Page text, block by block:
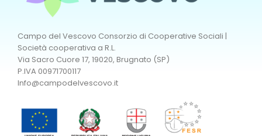
Campo del Vescovo Consorzio di Cooperative Sociali |
Società cooperativa a R.L.
Via Sacro Cuore 17, 19020, Brugnato (SP)
P.IVA 00971700117
Info@campodelvescovo.it